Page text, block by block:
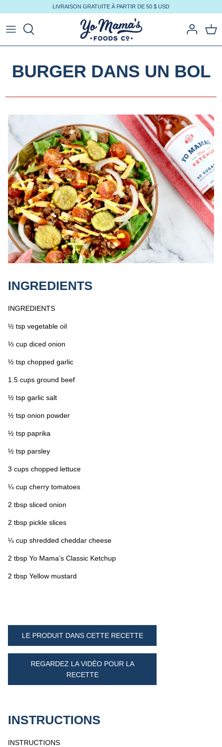
au
contenu
LIVRAISON GRATUITE À PARTIR DE 50 $ USD
BURGER DANS UN BOL
INGREDIENTS
INGREDIENTS
½ tsp vegetable oil
⅓ cup diced onion
½ tsp chopped garlic
1.5 cups ground beef
½ tsp garlic salt
½ tsp onion powder
½ tsp paprika
½ tsp parsley
3 cups chopped lettuce
¼ cup cherry tomatoes
2 tbsp sliced onion
2 tbsp pickle slices
¼ cup shredded cheddar cheese
2 tbsp Yo Mama’s Classic Ketchup
2 tbsp Yellow mustard
LE PRODUIT DANS CETTE RECETTE
REGARDEZ LA VIDÉO POUR LA
RECETTE
INSTRUCTIONS
INSTRUCTIONS